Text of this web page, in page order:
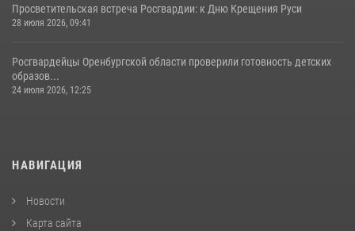
Просветительская встреча Росгвардии: к Дню Крещения Руси
28 июля 2026, 09:41
Росгвардейцы Оренбургской области проверили готовность детских
образов...
24 июля 2026, 12:25
НАВИГАЦИЯ
Новости
Карта сайта